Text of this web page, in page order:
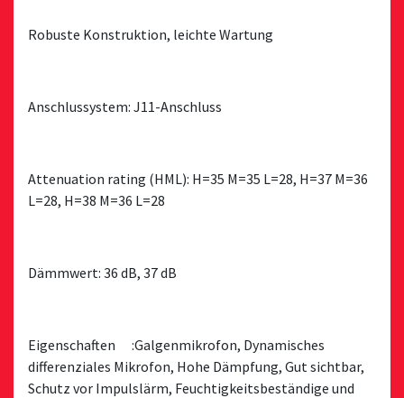
Robuste Konstruktion, leichte Wartung
Anschlussystem: J11-Anschluss
Attenuation rating (HML): H=35 M=35 L=28, H=37 M=36
L=28, H=38 M=36 L=28
Dämmwert: 36 dB, 37 dB
Eigenschaften :Galgenmikrofon, Dynamisches
differenziales Mikrofon, Hohe Dämpfung, Gut sichtbar,
Schutz vor Impulslärm, Feuchtigkeitsbeständige und